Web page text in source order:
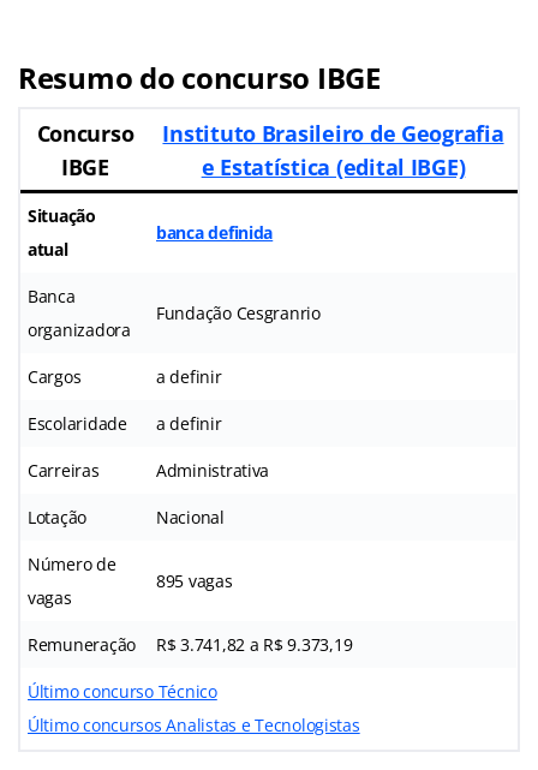
Resumo do concurso IBGE
Concurso
IBGE
Instituto Brasileiro de Geografia
e Estatística (edital IBGE)
Situação
atual
banca definida
Banca
organizadora
Fundação Cesgranrio
Cargos a definir
Escolaridade a definir
Carreiras Administrativa
Lotação Nacional
Número de
vagas
895 vagas
Remuneração R$ 3.741,82 a R$ 9.373,19
Último concurso Técnico
Último concursos Analistas e Tecnologistas